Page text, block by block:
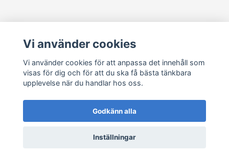
© 2026 Garnidéer
Vi använder cookies
Vi använder cookies för att anpassa det innehåll som
visas för dig och för att du ska få bästa tänkbara
upplevelse när du handlar hos oss.
Godkänn alla
Inställningar